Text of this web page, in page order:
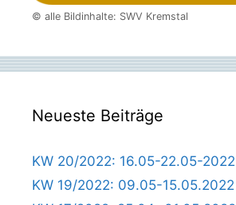
© alle Bildinhalte: SWV Kremstal
Neueste Beiträge
KW 20/2022: 16.05-22.05-2022
KW 19/2022: 09.05-15.05.2022